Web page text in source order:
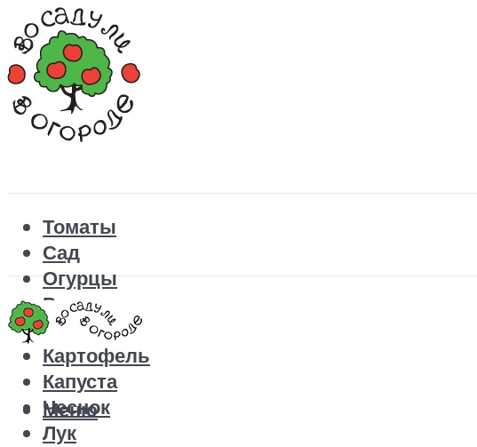
Томаты
Сад
Огурцы
Рецепты
Перец
Картофель
Капуста
Чеснок
Лук
Меню